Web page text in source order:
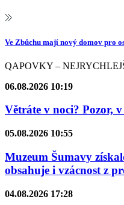
Ve Zbůchu mají nový domov pro
QAPOVKY –
06.08.2026 10:19
Větráte v noci? Pozor,
05.08.2026 10:55
Muzeum Šumavy
obsahuje i vzácnost z
04.08.2026 17:28